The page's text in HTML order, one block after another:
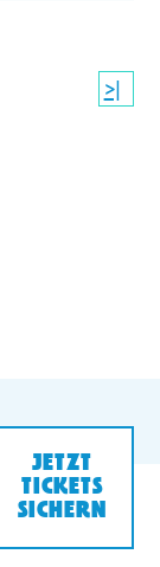
>|
JETZT
TICKETS
SICHERN